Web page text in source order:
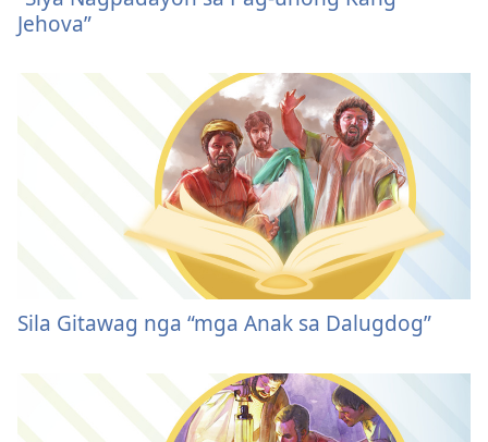
Jehova”
Sila Gitawag nga “mga Anak sa Dalugdog”